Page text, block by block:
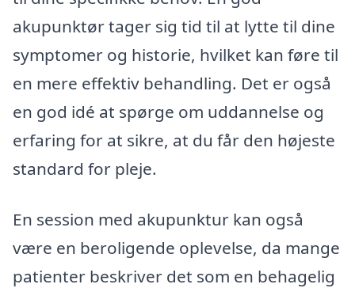
akupunktør tager sig tid til at lytte til dine
symptomer og historie, hvilket kan føre til
en mere effektiv behandling. Det er også
en god idé at spørge om uddannelse og
erfaring for at sikre, at du får den højeste
standard for pleje.
En session med akupunktur kan også
være en beroligende oplevelse, da mange
patienter beskriver det som en behagelig